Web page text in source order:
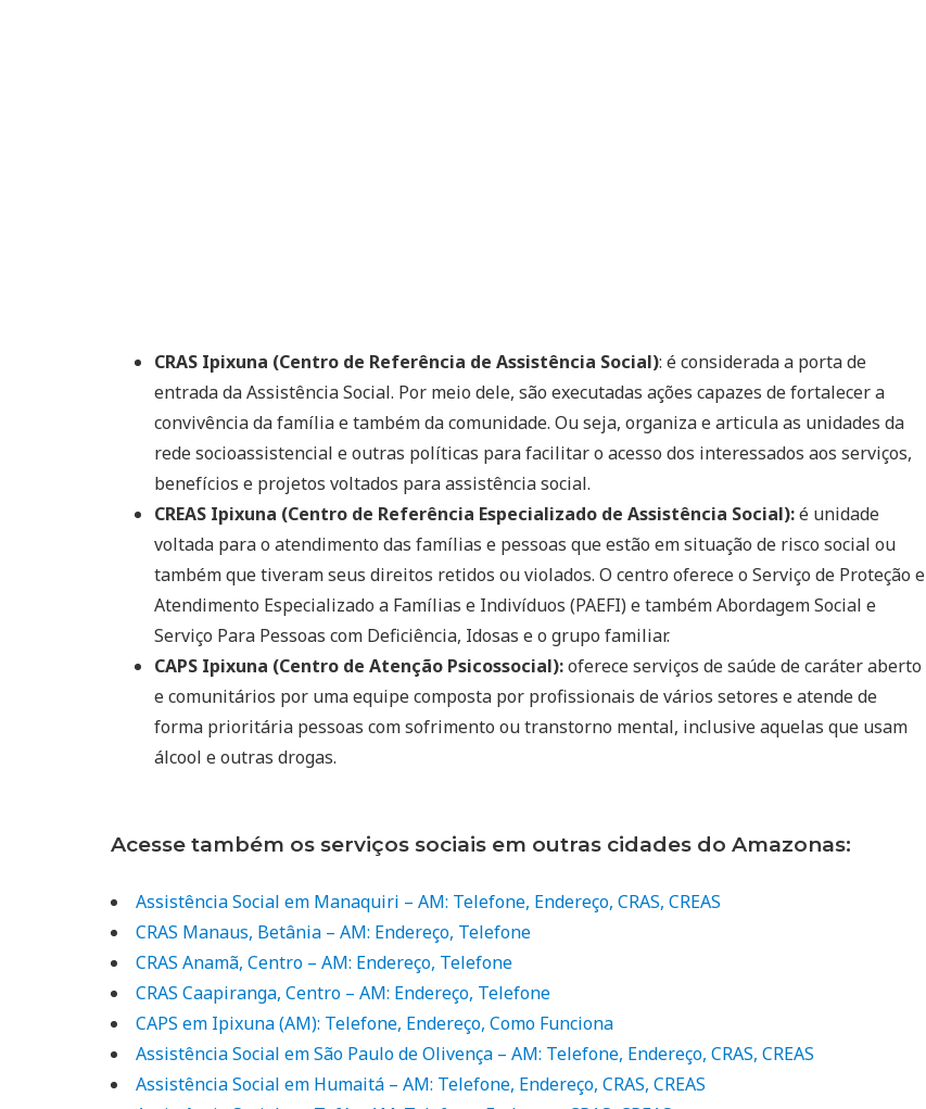
CRAS Ipixuna (Centro de Referência de Assistência Social): é considerada a porta de
entrada da Assistência Social. Por meio dele, são executadas ações capazes de fortalecer a
convivência da família e também da comunidade. Ou seja, organiza e articula as unidades da
rede socioassistencial e outras políticas para facilitar o acesso dos interessados aos serviços,
benefícios e projetos voltados para assistência social.
CREAS Ipixuna (Centro de Referência Especializado de Assistência Social):é unidade
voltada para o atendimento das famílias e pessoas que estão em situação de risco social ou
também que tiveram seus direitos retidos ou violados. O centro oferece o Serviço de Proteção e
Atendimento Especializado a Famílias e Indivíduos (PAEFI) e também Abordagem Social e
Serviço Para Pessoas com Deficiência, Idosas e o grupo familiar.
CAPS Ipixuna (Centro de Atenção Psicossocial):oferece serviços de saúde de caráter aberto
e comunitários por uma equipe composta por profissionais de vários setores e atende de
forma prioritária pessoas com sofrimento ou transtorno mental, inclusive aquelas que usam
álcool e outras drogas.
Acesse também os serviços sociais em outras cidades do Amazonas:
Assistência Social em Manaquiri – AM: Telefone, Endereço, CRAS, CREAS
CRAS Manaus, Betânia – AM: Endereço, Telefone
CRAS Anamã, Centro – AM: Endereço, Telefone
CRAS Caapiranga, Centro – AM: Endereço, Telefone
CAPS em Ipixuna (AM): Telefone, Endereço, Como Funciona
Assistência Social em São Paulo de Olivença – AM: Telefone, Endereço, CRAS, CREAS
Assistência Social em Humaitá – AM: Telefone, Endereço, CRAS, CREAS